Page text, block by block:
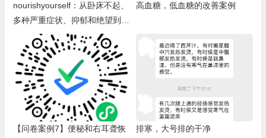
nourishyourself：从卧床不起、
多种严重症状、抑郁和绝望到恢
高血糖，低血糖的改善案例
【问卷案例7】便秘和右耳聋恢
排寒，大号排的干净